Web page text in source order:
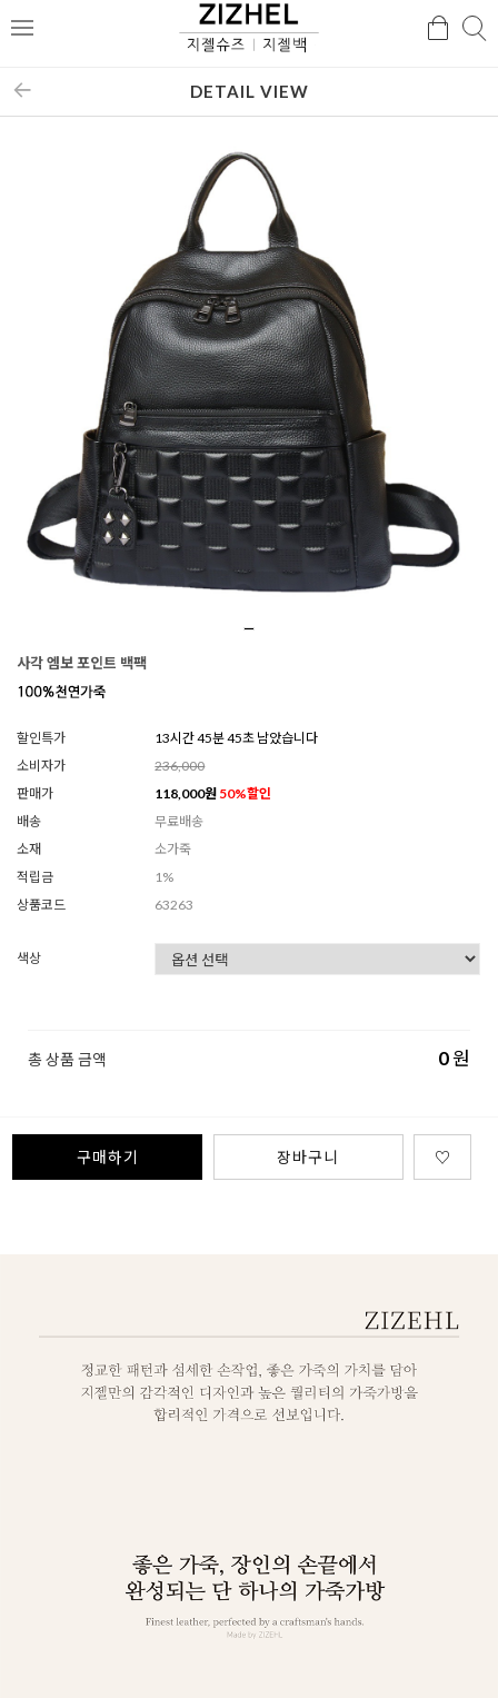
메
검
DETAIL VIEW
사각 엠보 포인트 백팩
할인특가
13시간 45분 42초 남았습니다
소비자가
236,000
판매가
118,000원 50%할인
배송
무료배송
소재
소가죽
적립금
1%
상품코드
63263
색상
총 상품 금액 0원
구매하기 장바구니 ♡